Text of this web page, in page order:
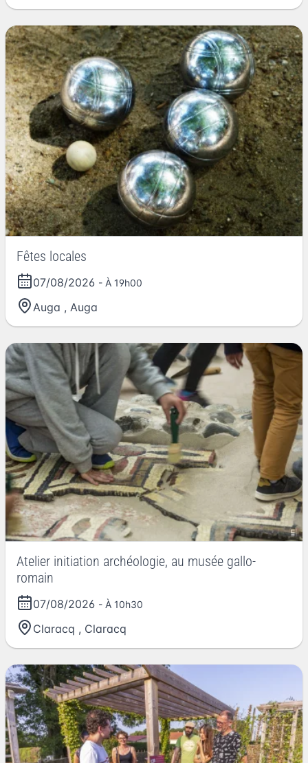
Fêtes locales
07/08/2026 - À 19h00
Auga , Auga
Atelier initiation archéologie, au musée gallo-
romain
07/08/2026 - À 10h30
Claracq , Claracq